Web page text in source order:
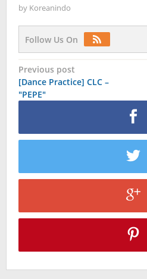
by Koreanindo
Follow Us On
Post
navigation
Previous post
[Dance Practice] CLC –
"PEPE"